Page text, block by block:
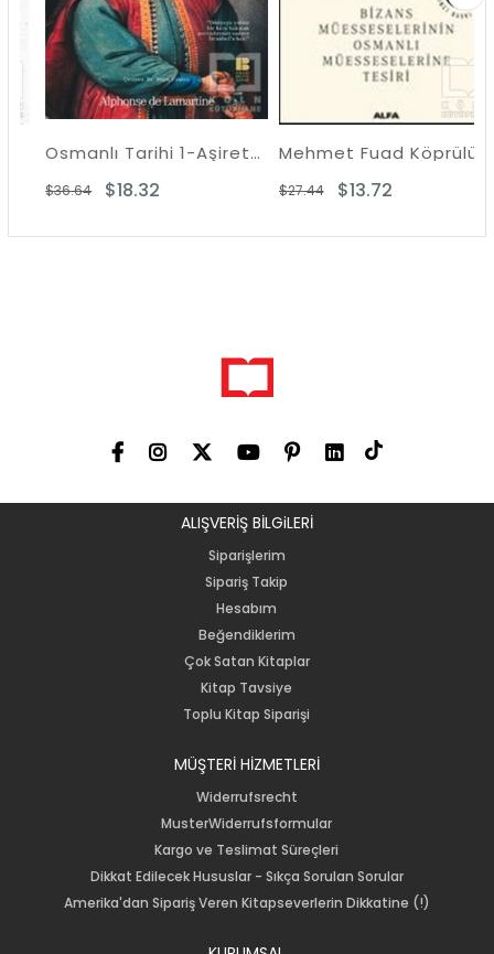
Osmanlı Tarihi 1-Aşiretten Devlete
$18.32
$36.64
Mehmet Fuad Köprülü Külliyatı 3 - Bizans Müsseselerinin Osmanlı Müesseselerine Tesiri
$13.72
$27.44
ALIŞVERİŞ BİLGiLERİ
Siparişlerim
Sipariş Takip
Hesabım
Beğendiklerim
Çok Satan Kitaplar
Kitap Tavsiye
Toplu Kitap Siparişi
MÜŞTERİ HİZMETLERİ
Widerrufsrecht
MusterWiderrufsformular
Kargo ve Teslimat Süreçleri
Dikkat Edilecek Hususlar - Sıkça Sorulan Sorular
Amerika'dan Sipariş Veren Kitapseverlerin Dikkatine (!)